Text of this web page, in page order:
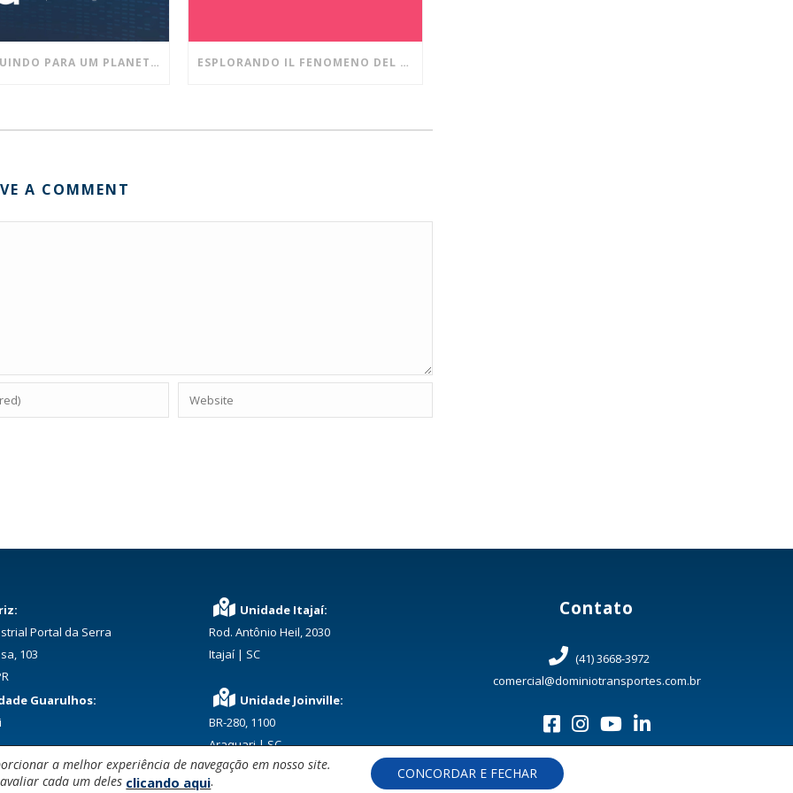
CONTRIBUINDO PARA UM PLANETA MAIS SUSTENTÁVEL E UM AMBIENTE DE TRABALHO MAIS SAUDÁVEL! ESPLORANDO IL FENOMENO DEL CHICKEN PIRATE NEI CASINÒ DIGITALI MODERNI
A COMMENT
Portal da Serra
103
Guarulhos:
Unidade Itajaí:
Rod. Antônio Heil, 2030
Itajaí | SC
Unidade Joinville:
BR-280, 1100
Araquari | SC
Contato
(41) 3668-3972
comercial@dominiotransportes.com.br
a melhor experiência de navegação em nosso site.
cada um deles clicando aqui. CONCORDAR E FECHAR